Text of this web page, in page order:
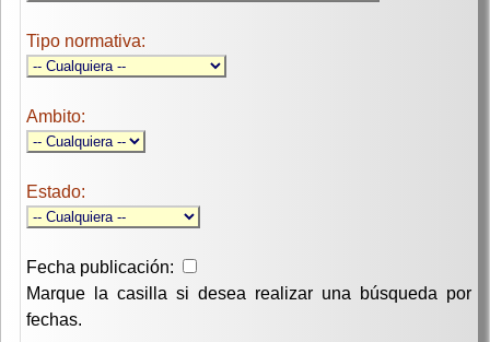
Tipo normativa:
Ambito:
Estado:
Fecha publicación:
Marque la casilla si desea realizar una búsqueda por
fechas.